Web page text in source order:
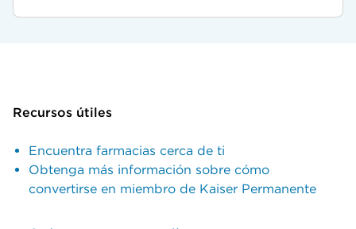
Recursos útiles
Encuentra farmacias cerca de ti
Obtenga más información sobre cómo
convertirse en miembro de Kaiser Permanente